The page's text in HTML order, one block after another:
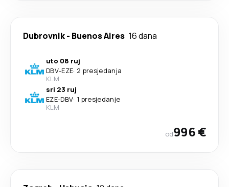
Dubrovnik- Buenos Aires 16 dana
uto 08 ruj
DBV-EZE· 2 presjedanja
KLM
sri 23 ruj
EZE-DBV· 1 presjedanje
KLM
od996 €